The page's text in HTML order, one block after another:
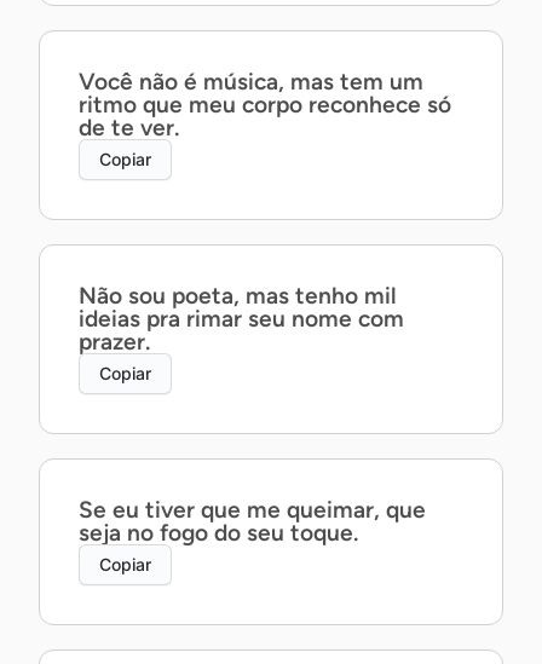
Você não é música, mas tem um
ritmo que meu corpo reconhece só
de te ver.
Copiar
Não sou poeta, mas tenho mil
ideias pra rimar seu nome com
prazer.
Copiar
Se eu tiver que me queimar, que
seja no fogo do seu toque.
Copiar